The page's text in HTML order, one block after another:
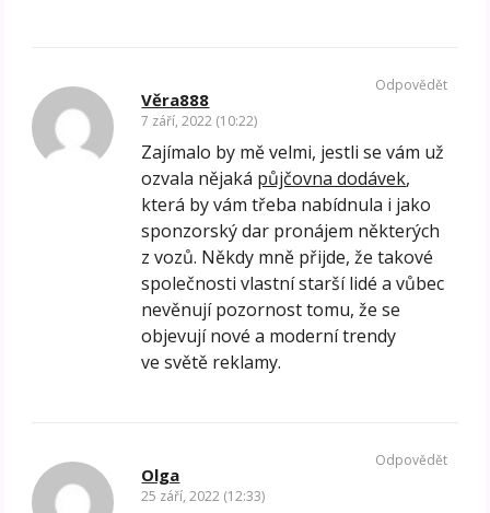
Věra888
7 září, 2022 (10:22)
Zajímalo by mě velmi, jestli se vám už
ozvala nějaká půjčovna dodávek,
která by vám třeba nabídnula i jako
sponzorský dar pronájem některých
z vozů. Někdy mně přijde, že takové
společnosti vlastní starší lidé a vůbec
nevěnují pozornost tomu, že se
objevují nové a moderní trendy
ve světě reklamy.
Odpovědět
Olga
25 září, 2022 (12:33)
Odpovědět